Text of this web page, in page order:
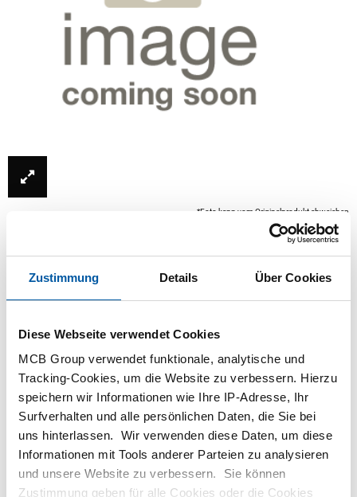
Zustimmung Details Über Cookies
Diese Webseite verwendet Cookies
MCB Group verwendet funktionale, analytische und
Tracking-Cookies, um die Website zu verbessern. Hierzu
speichern wir Informationen wie Ihre IP-Adresse, Ihr
Surfverhalten und alle persönlichen Daten, die Sie bei
uns hinterlassen. Wir verwenden diese Daten, um diese
Informationen mit Tools anderer Parteien zu analysieren
und unsere Website zu verbessern. Sie können
Zustimmung geben für alle Cookies oder die Cookies
*Foto kann vom Originalprodukt abweichen
Dieses Produkt ist derzeit nicht online verfügbar.
Bitte wenden Sie sich an unsere Verkaufsabteilung.
Bestellen mit Ihren eigenen Artikelnummern